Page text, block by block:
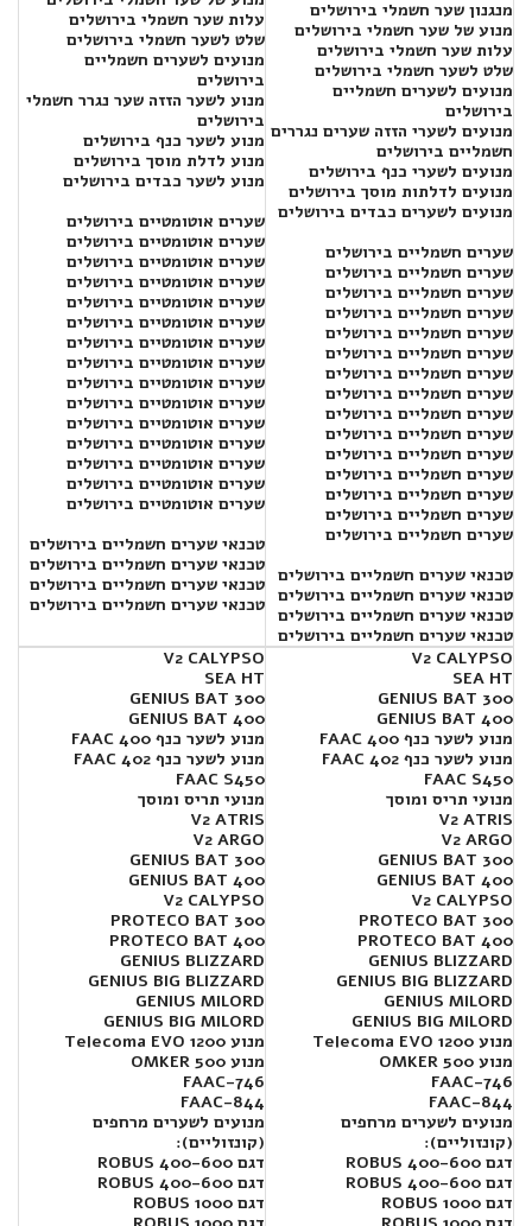
מנגנון שער חשמלי בירושלים
מנוע של שער חשמלי בירושלים
עלות שער חשמלי בירושלים
שלט לשער חשמלי בירושלים
מנועים לשערים חשמליים
בירושלים
מנועים לשערי הזזה שערים נגררים
חשמליים בירושלים
מנועים לשערי כנף בירושלים
מנועים לדלתות מוסך בירושלים
מנועים לשערים כבדים בירושלים
שערים חשמליים בירושלים
שערים חשמליים בירושלים
שערים חשמליים בירושלים
שערים חשמליים בירושלים
שערים חשמליים בירושלים
שערים חשמליים בירושלים
שערים חשמליים בירושלים
שערים חשמליים בירושלים
שערים חשמליים בירושלים
שערים חשמליים בירושלים
שערים חשמליים בירושלים
שערים חשמליים בירושלים
שערים חשמליים בירושלים
שערים חשמליים בירושלים
שערים חשמליים בירושלים
טכנאי שערים חשמליים בירושלים
טכנאי שערים חשמליים בירושלים
טכנאי שערים חשמליים בירושלים
טכנאי שערים חשמליים בירושלים
עלות שער חשמלי בירושלים
שלט לשער חשמלי בירושלים
מנועים לשערים חשמליים
בירושלים
מנוע לשער הזזה שער נגרר חשמלי
בירושלים
מנוע לשער כנף בירושלים
מנוע לדלת מוסך בירושלים
מנוע לשער כבדים בירושלים
שערים אוטומטיים בירושלים
שערים אוטומטיים בירושלים
שערים אוטומטיים בירושלים
שערים אוטומטיים בירושלים
שערים אוטומטיים בירושלים
שערים אוטומטיים בירושלים
שערים אוטומטיים בירושלים
שערים אוטומטיים בירושלים
שערים אוטומטיים בירושלים
שערים אוטומטיים בירושלים
שערים אוטומטיים בירושלים
שערים אוטומטיים בירושלים
שערים אוטומטיים בירושלים
שערים אוטומטיים בירושלים
שערים אוטומטיים בירושלים
טכנאי שערים חשמליים בירושלים
טכנאי שערים חשמליים בירושלים
טכנאי שערים חשמליים בירושלים
טכנאי שערים חשמליים בירושלים
V2 CALYPSO
SEA HT
300 GENIUS BAT
400 GENIUS BAT
מנוע לשער כנף FAAC 400
מנוע לשער כנף FAAC 402
FAAC S450
מנועי תריס ומוסך
V2 ATRIS
V2 ARGO
GENIUS BAT 300
GENIUS BAT 400
V2 CALYPSO
PROTECO BAT 300
PROTECO BAT 400
GENIUS BLIZZARD
GENIUS BIG BLIZZARD
GENIUS MILORD
GENIUS BIG MILORD
מנוע Telecoma EVO 1200
מנוע OMKER 500
FAAC-746
FAAC-844
מנועים לשערים מרחפים
(קונזוליים):
דגם 400-600 ROBUS
דגם 400-600 ROBUS
דגם 1000 ROBUS
V2 CALYPSO
SEA HT
300 GENIUS BAT
400 GENIUS BAT
מנוע לשער כנף FAAC 400
מנוע לשער כנף FAAC 402
FAAC S450
מנועי תריס ומוסך
V2 ATRIS
V2 ARGO
GENIUS BAT 300
GENIUS BAT 400
V2 CALYPSO
PROTECO BAT 300
PROTECO BAT 400
GENIUS BLIZZARD
GENIUS BIG BLIZZARD
GENIUS MILORD
GENIUS BIG MILORD
מנוע Telecoma EVO 1200
מנוע OMKER 500
FAAC-746
FAAC-844
מנועים לשערים מרחפים
(קונזוליים):
דגם 400-600 ROBUS
דגם 400-600 ROBUS
דגם 1000 ROBUS